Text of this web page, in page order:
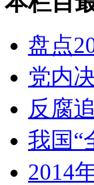
盘点
党内
反腐
我国“
2014